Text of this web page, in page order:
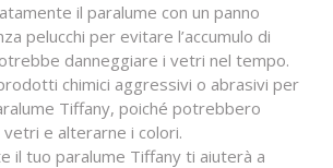
il paralume con un panno
pelucchi per evitare l’accumulo di
danneggiare i vetri nel tempo.
chimici aggressivi o abrasivi per
Tiffany, poiché potrebbero
vetri e alterarne i colori.
il tuo paralume Tiffany ti aiuterà a